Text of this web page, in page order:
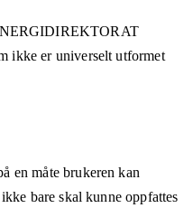
ikke er universelt utformet
en måte brukeren kan
bare skal kunne oppfattes